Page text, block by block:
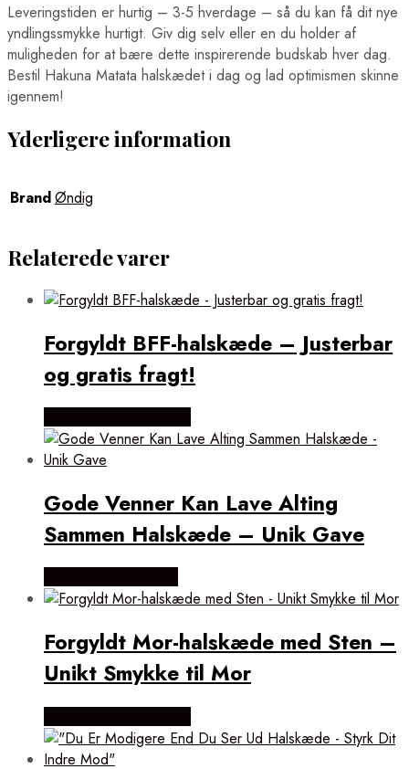
Leveringstiden er hurtig – 3-5 hverdage – så du kan få dit nye
yndlingssmykke hurtigt. Giv dig selv eller en du holder af
muligheden for at bære dette inspirerende budskab hver dag.
Bestil Hakuna Matata halskædet i dag og lad optimismen skinne
igennem!
Yderligere information
BrandØndig
Relaterede varer
Forgyldt BFF-halskæde – Justerbar
og gratis fragt!
Gode Venner Kan Lave Alting
Sammen Halskæde – Unik Gave
Forgyldt Mor-halskæde med Sten –
Unikt Smykke til Mor